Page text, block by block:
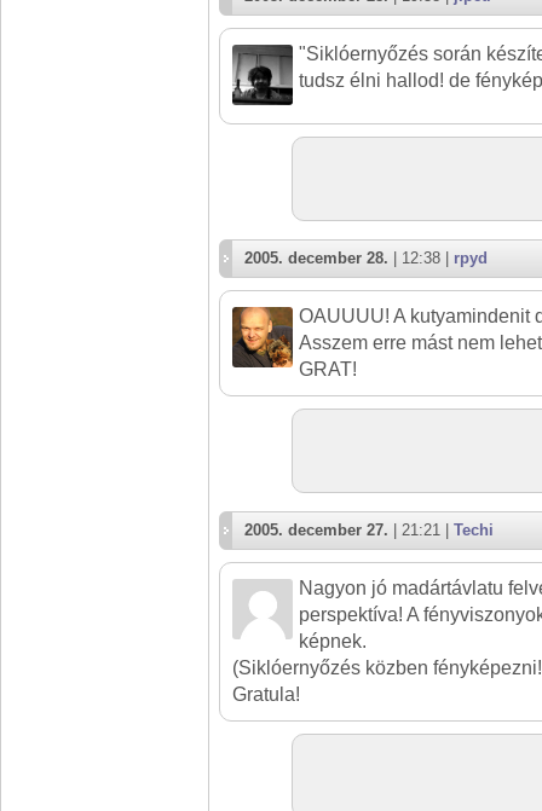
"Siklóernyőzés során
tudsz élni hallod! de
2005. december 28. | 12:38 | rpyd
OAUUUU! A kutyamindenit
Asszem erre mást nem
GRAT!
2005. december 27. | 21:21 | Techi
Nagyon jó madártávlatu
perspektíva! A
képnek.
(Siklóernyőzés közben
Gratula!